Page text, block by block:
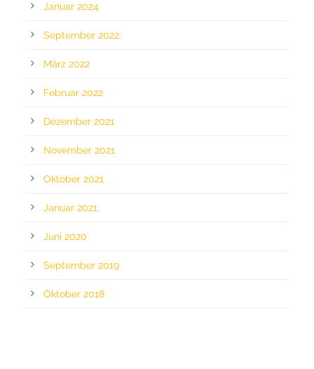
Januar 2024
September 2022
März 2022
Februar 2022
Dezember 2021
November 2021
Oktober 2021
Januar 2021
Juni 2020
September 2019
Oktober 2018